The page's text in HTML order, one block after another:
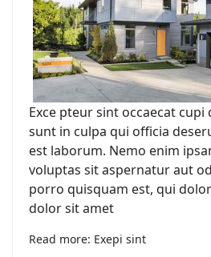
Exce pteur sint occaecat
sunt in culpa qui officia
est laborum. Nemo enim
voluptas sit aspernatur aut
porro quisquam est, qui
dolor sit amet
Read more: Exepi sint